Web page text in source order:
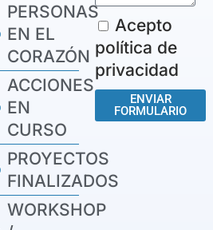
PERSONAS
EN EL
CORAZÓN
ACCIONES
EN
CURSO
PROYECTOS
FINALIZADOS
WORKSHOP
Acepto
política de
privacidad
ENVIAR
FORMULARIO